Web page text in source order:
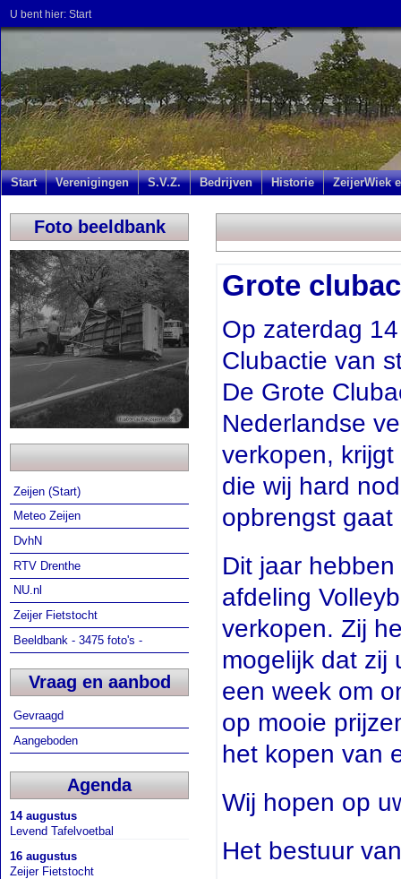
U bent hier: Start
Start Verenigingen S.V.Z. Bedrijven Historie ZeijerWiek
Foto beeldbank
Zeijen (Start)
Meteo Zeijen
DvhN
RTV Drenthe
NU.nl
Zeijer Fietstocht
Beeldbank - 3475 foto's -
Vraag en aanbod
Gevraagd
Aangeboden
Agenda
14 augustus
Levend Tafelvoetbal
16 augustus
Zeijer Fietstocht
Grote
Op zaterdag
Clubactie van
De Grote
Nederlandse
verkopen,
die wij hard
opbrengst
Dit jaar
afdeling
verkopen. Zij
mogelijk dat zij
een week om
op mooie
het kopen van
Wij hopen op
Het bestuur